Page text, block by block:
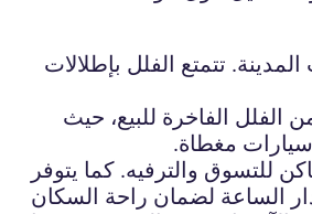
تتمتع الفلل بإطلالات
الفلل الفاخرة للبيع، حيث
مغطاة.
للتسوق والترفيه. كما يتوفر